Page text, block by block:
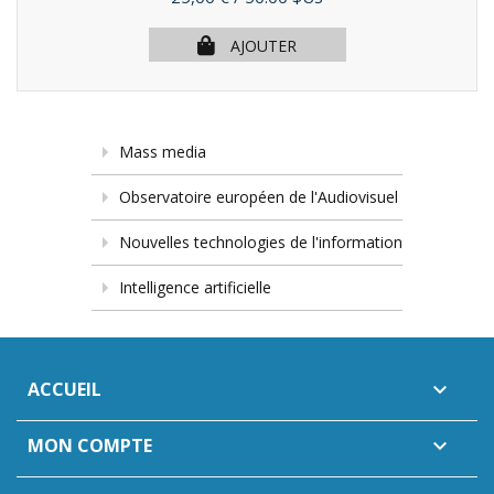
AJOUTER
Mass media
Observatoire européen de l'Audiovisuel
Nouvelles technologies de l'information
Intelligence artificielle
ACCUEIL 
MON COMPTE 